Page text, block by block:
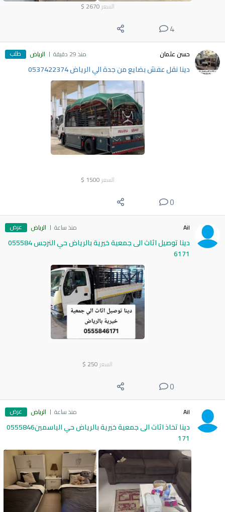
السعر 2670
$
4
حسن عثمان منذ 29 دقيقة الرياض طلب
دينا نقل عفش بضايع من جدة الي الرياض 0537422374
السعر 1500
$
0
Ail منذ ساعة الرياض عرض
دينا توصيل اثاث الى جمعية خيرية بالرياض حي النرجس 055584
6171
السعر 250
$
0
Ail منذ ساعة الرياض عرض
دينا تخاذ اثاث الى جمعية خيرية بالرياض حي الياسمين0555846
171